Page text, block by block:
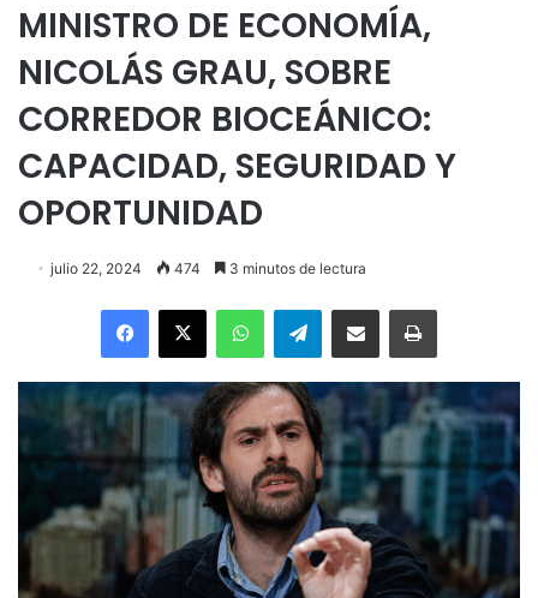
MINISTRO DE ECONOMÍA,
NICOLÁS GRAU, SOBRE
CORREDOR BIOCEÁNICO:
CAPACIDAD, SEGURIDAD Y
OPORTUNIDAD
julio 22, 2024 474 3 minutos de lectura
Facebook
X WhatsAppTelegramEnviar vía email Imprimir